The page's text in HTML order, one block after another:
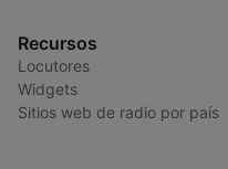
Recursos
Locutores
Widgets
Sitios web de radio por país